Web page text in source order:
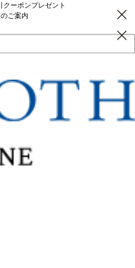
クーポンプレゼント
ご案内